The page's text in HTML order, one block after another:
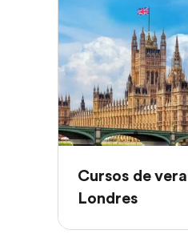
Cursos de
Londres